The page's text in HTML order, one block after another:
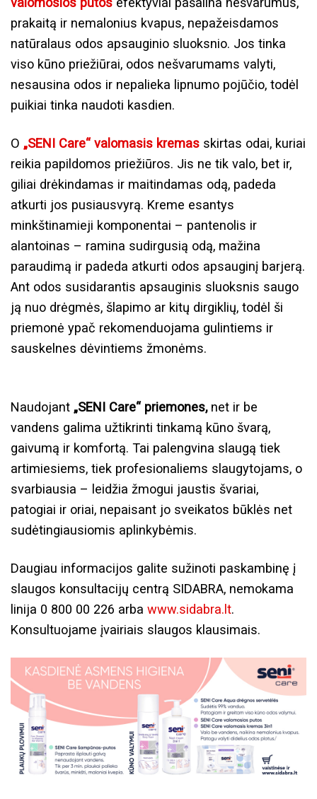
prakaitą ir nemalonius kvapus, nepažeisdamos
natūralaus odos apsauginio sluoksnio. Jos tinka
viso kūno priežiūrai, odos nešvarumams valyti,
nesausina odos ir nepalieka lipnumo pojūčio, todėl
puikiai tinka naudoti kasdien.
O „SENI Care“ valomasis kremas skirtas odai, kuriai
reikia papildomos priežiūros. Jis ne tik valo, bet ir,
giliai drėkindamas ir maitindamas odą, padeda
atkurti jos pusiausvyrą. Kreme esantys
minkštinamieji komponentai – pantenolis ir
alantoinas – ramina sudirgusią odą, mažina
paraudimą ir padeda atkurti odos apsauginį barjerą.
Ant odos susidarantis apsauginis sluoksnis saugo
ją nuo drėgmės, šlapimo ar kitų dirgiklių, todėl ši
priemonė ypač rekomenduojama gulintiems ir
sauskelnes dėvintiems žmonėms.
Naudojant „SENI Care“ priemones,net ir be
vandens galima užtikrinti tinkamą kūno švarą,
gaivumą ir komfortą. Tai palengvina slaugą tiek
artimiesiems, tiek profesionaliems slaugytojams, o
svarbiausia – leidžia žmogui jaustis švariai,
patogiai ir oriai, nepaisant jo sveikatos būklės net
sudėtingiausiomis aplinkybėmis.
Daugiau informacijos galite sužinoti paskambinę į
slaugos konsultacijų centrą SIDABRA, nemokama
linija 0 800 00 226 arba www.sidabra.lt.
Konsultuojame įvairiais slaugos klausimais.